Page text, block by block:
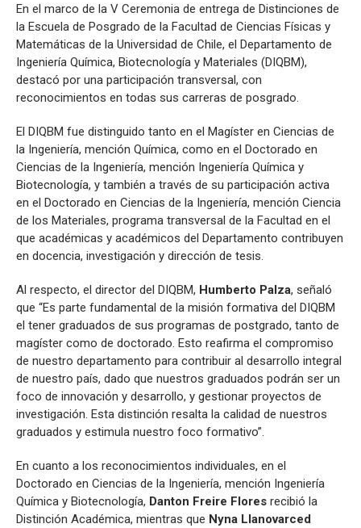
En el marco de la V Ceremonia de entrega de Distinciones de
la Escuela de Posgrado de la Facultad de Ciencias Físicas y
Matemáticas de la Universidad de Chile, el Departamento de
Ingeniería Química, Biotecnología y Materiales (DIQBM),
destacó por una participación transversal, con
reconocimientos en todas sus carreras de posgrado.
El DIQBM fue distinguido tanto en el Magíster en Ciencias de
la Ingeniería, mención Química, como en el Doctorado en
Ciencias de la Ingeniería, mención Ingeniería Química y
Biotecnología, y también a través de su participación activa
en el Doctorado en Ciencias de la Ingeniería, mención Ciencia
de los Materiales, programa transversal de la Facultad en el
que académicas y académicos del Departamento contribuyen
en docencia, investigación y dirección de tesis.
Al respecto, el director del DIQBM, Humberto Palza, señaló
que “Es parte fundamental de la misión formativa del DIQBM
el tener graduados de sus programas de postgrado, tanto de
magíster como de doctorado. Esto reafirma el compromiso
de nuestro departamento para contribuir al desarrollo integral
de nuestro país, dado que nuestros graduados podrán ser un
foco de innovación y desarrollo, y gestionar proyectos de
investigación. Esta distinción resalta la calidad de nuestros
graduados y estimula nuestro foco formativo”.
En cuanto a los reconocimientos individuales, en el
Doctorado en Ciencias de la Ingeniería, mención Ingeniería
Química y Biotecnología, Danton Freire Flores recibió la
Distinción Académica, mientras que Nyna Llanovarced